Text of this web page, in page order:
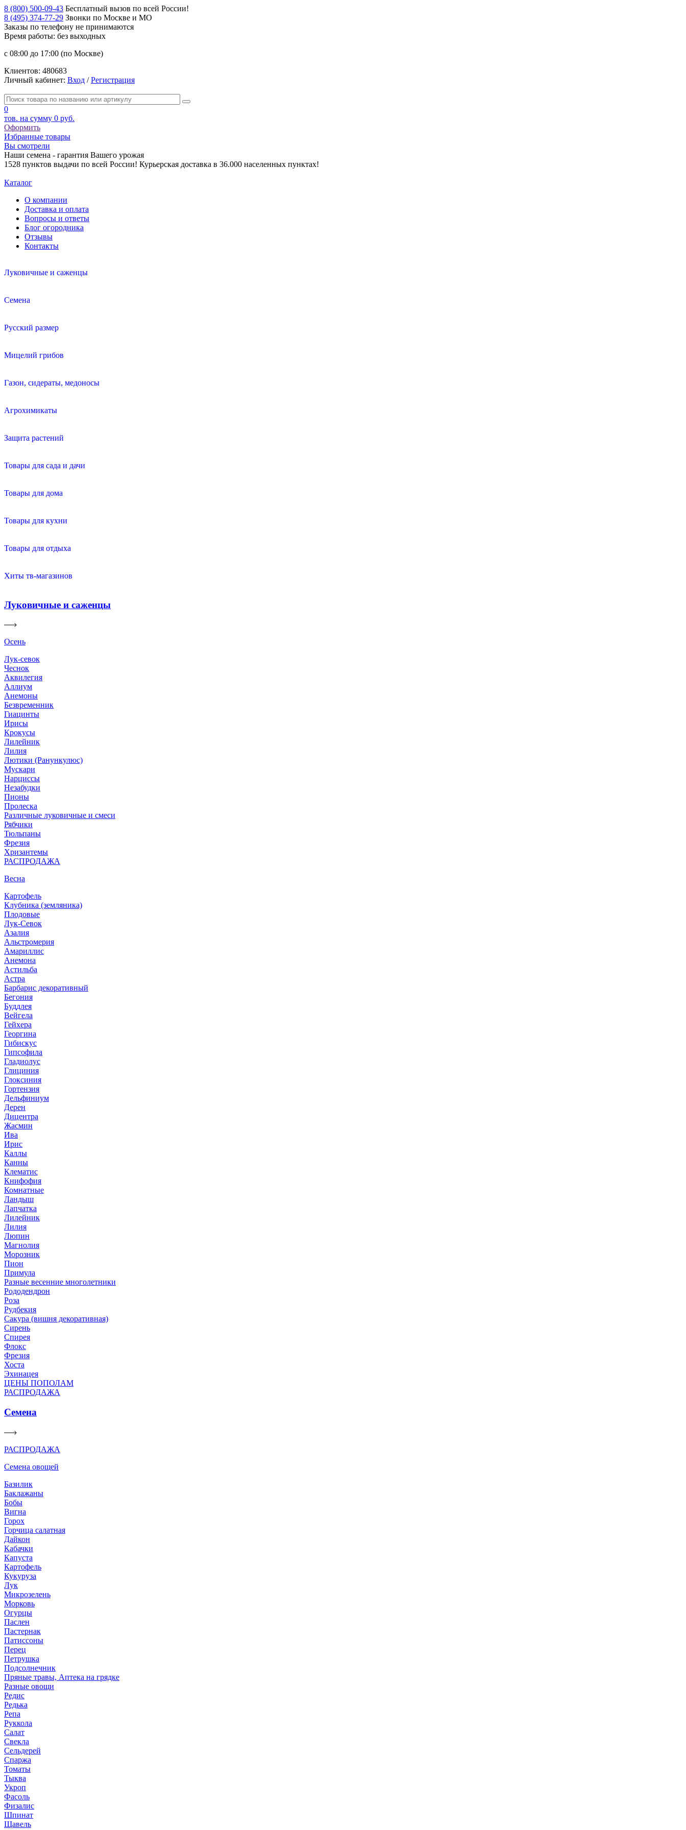
8 (800) 500-09-43 Бесплатный вызов по всей России!
8 (495) 374-77-29 Звонки по Москве и МО
Заказы по телефону не принимаются
Время работы: без выходных
с 08:00 до 17:00 (по Москве)
Клиентов: 480683
Личный кабинет: Вход /Регистрация
0
тов. на сумму 0 руб.
Оформить
Избранные товары
Вы смотрели
Наши семена - гарантия Вашего урожая
1528 пунктов выдачи по всей России! Курьерская доставка в 36.000 населенных пунктах!
Каталог
О компании
Доставка и оплата
Вопросы и ответы
Блог огородника
Отзывы
Контакты
Луковичные и саженцы
Семена
Русский размер
Мицелий грибов
Газон, сидераты, медоносы
Агрохимикаты
Защита растений
Товары для сада и дачи
Товары для дома
Товары для кухни
Товары для отдыха
Хиты тв-магазинов
Луковичные и саженцы
Осень
Лук-севок
Чеснок
Аквилегия
Аллиум
Анемоны
Безвременник
Гиацинты
Ирисы
Крокусы
Лилейник
Лилия
Лютики (Ранункулюс)
Мускари
Нарцисcы
Незабудки
Пионы
Пролеска
Различные луковичные и смеси
Рябчики
Тюльпаны
Фрезия
Хризантемы
РАСПРОДАЖА
Весна
Картофель
Клубника (земляника)
Плодовые
Лук-Севок
Азалия
Альстромерия
Амариллис
Анемона
Астильба
Астра
Барбарис декоративный
Бегония
Буддлея
Вейгела
Гейхера
Георгина
Гибискус
Гипсофила
Гладиолус
Глициния
Глоксиния
Гортензия
Дельфиниум
Дерен
Дицентра
Жасмин
Ива
Ирис
Каллы
Канны
Клематис
Книфофия
Комнатные
Ландыш
Лапчатка
Лилейник
Лилия
Люпин
Магнолия
Морозник
Пион
Примула
Разные весенние многолетники
Рододендрон
Роза
Рудбекия
Сакура (вишня декоративная)
Сирень
Спирея
Флокс
Фрезия
Хоста
Эхинацея
ЦЕНЫ ПОПОЛАМ
РАСПРОДАЖА
Семена
РАСПРОДАЖА
Семена овощей
Базилик
Баклажаны
Бобы
Вигна
Горох
Горчица салатная
Дайкон
Кабачки
Капуста
Картофель
Кукуруза
Лук
Микрозелень
Морковь
Огурцы
Паслен
Пастернак
Патиссоны
Перец
Петрушка
Подсолнечник
Пряные травы, Аптека на грядке
Разные овощи
Редис
Редька
Репа
Руккола
Салат
Свекла
Сельдерей
Спаржа
Томаты
Тыква
Укроп
Фасоль
Физалис
Шпинат
Щавель